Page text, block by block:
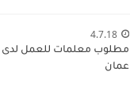
4.7.18
مطلوب معلمات للعمل لدى
عمان